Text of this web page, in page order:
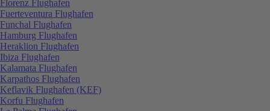
Florenz Flughafen
Fuerteventura Flughafen
Funchal Flughafen
Hamburg Flughafen
Heraklion Flughafen
Ibiza Flughafen
Kalamata Flughafen
Karpathos Flughafen
Keflavik Flughafen (KEF)
Korfu Flughafen